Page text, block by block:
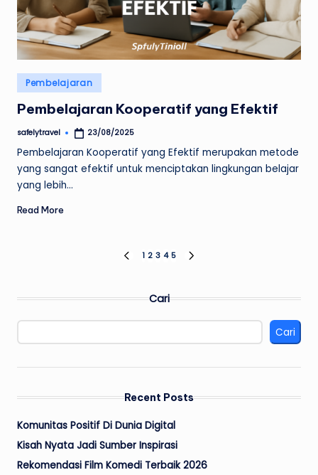
Posted
in
Pembelajaran
Pembelajaran Kooperatif yang Efektif
Posted
safelytravel 23/08/2025
Pembelajaran Kooperatif yang Efektif merupakan metode
yang sangat efektif untuk menciptakan lingkungan belajar
yang lebih…
Read More
PREVIOUS
1 2 3 4 5
Cari
Cari
Recent Posts
Komunitas Positif Di Dunia Digital
Kisah Nyata Jadi Sumber Inspirasi
Rekomendasi Film Komedi Terbaik 2026